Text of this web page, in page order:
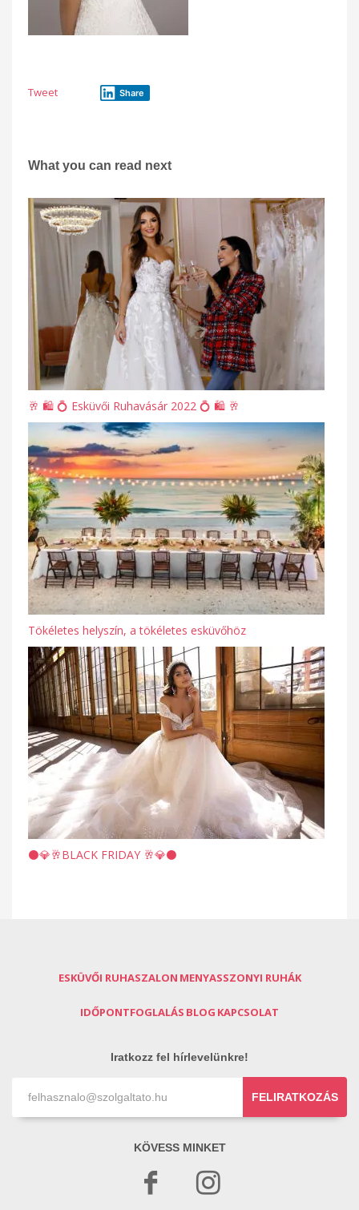
Tweet Share
What you can read next
🥂 🛍 💍 Esküvői Ruhavásár 2022 💍 🛍 🥂
Tökéletes helyszín, a tökéletes esküvőhöz
⚫️💎🥂BLACK FRIDAY 🥂💎⚫️
ESKÜVŐI RUHASZALON MENYASSZONYI RUHÁK
IDŐPONTFOGLALÁS BLOG KAPCSOLAT
Iratkozz fel hírlevelünkre!
FELIRATKOZÁS
KÖVESS MINKET